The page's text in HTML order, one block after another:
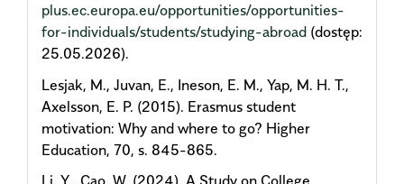
plus.ec.europa.eu/opportunities/opportunities-
for-individuals/students/studying-abroad (dostęp:
25.05.2026).
Lesjak, M., Juvan, E., Ineson, E. M., Yap, M. H. T.,
Axelsson, E. P. (2015). Erasmus student
motivation: Why and where to go? Higher
Education, 70, s. 845-865.